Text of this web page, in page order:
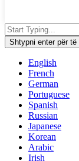
Shtypni enter për
English
French
German
Portuguese
Spanish
Russian
Japanese
Korean
Arabic
Irish